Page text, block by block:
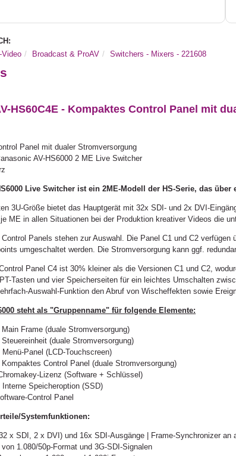
Video
Broadcast & ProAV Switchers - Mixers - 221608
HS60C4E - Kompaktes Control Panel mit
Panel mit dualer Stromversorgung
AV-HS6000 2 ME Live Switcher
Live Switcher ist ein 2ME-Modell der HS-Serie, das
3U-Größe bietet das Hauptgerät mit 32x SDI- und 2x DVI-
ME in allen Situationen bei der Produktion kreativer Videos die
Panels stehen zur Auswahl. Die Panel C1 und C2
umgeschaltet werden. Die Stromversorgung kann ggf.
Panel C4 ist 30% kleiner als die Versionen C1 und C2,
Tasten und vier Speicherseiten für ein leichtes Umschalten
Auswahl-Funktion den Abruf von Wischeffekten sowie
steht als "Gruppenname" für folgende Elemente:
Main Frame (duale Stromversorgung)
Steuereinheit (duale Stromversorgung)
Menü-Panel (LCD-Touchscreen)
Kompaktes Control Panel (duale Stromversorgung)
Lizenz (Software + Schlüssel)
Interne Speicheroption (SSD)
Control Panel
Systemfunktionen:
x SDI, 2 x DVI) und 16x SDI-Ausgänge | Frame-Synchronizer an
1.080/50p-Format und 3G-SDI-Signalen